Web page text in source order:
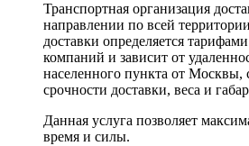
Транспортная организация
направлении по всей
доставки определяется
компаний и зависит от
населенного пункта от Москвы,
срочности доставки, веса и
Данная услуга позволяет
время и силы.